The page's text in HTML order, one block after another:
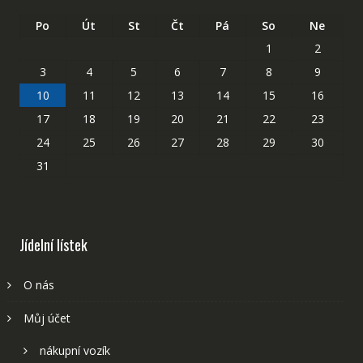
Po Út St Čt Pá So
Ne
1
2
3
4 5 6 7 8
9
10
11 12 13 14 15
16
17
18 19 20 21 22
23
24
25 26 27 28 29
30
31
Jídelní lístek
O nás
Můj účet
nákupní vozík